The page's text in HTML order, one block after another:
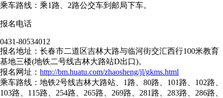
乘车路线：乘1路、2路公交车到邮局下车。
报名电话
0431-80534012
报名地址：长春市二道区吉林大路与临河街交汇西行100米教育
基地三楼(地铁二号线吉林大路站D出口)。
报名网址： http://bm.huatu.com/zhaosheng/jl/gkms.html
乘车路线：地铁2号线吉林大路站、1路、80路、101路、102路、
103路、115路、254路、265路、269路、281路、283路、286路、